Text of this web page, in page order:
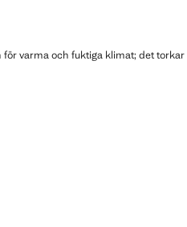
varma och fuktiga klimat; det